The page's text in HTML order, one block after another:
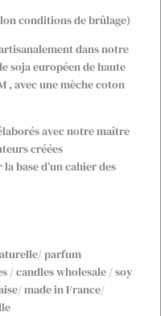
conditions de brûlage)
dans notre
soja européen de haute
, avec une mèche coton
avec notre maître
créées
base d’un cahier des
parfum
/ candles wholesale / soy
made in France/